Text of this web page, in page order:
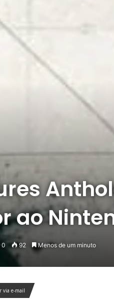
ao
0 92 Menos de um minuto
via e-mail